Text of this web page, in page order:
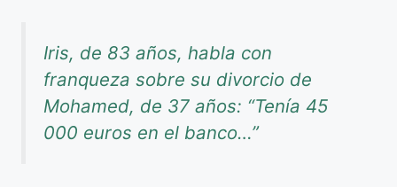
Iris, de 83 años, habla con
franqueza sobre su divorcio de
Mohamed, de 37 años: “Tenía 45
000 euros en el banco…”